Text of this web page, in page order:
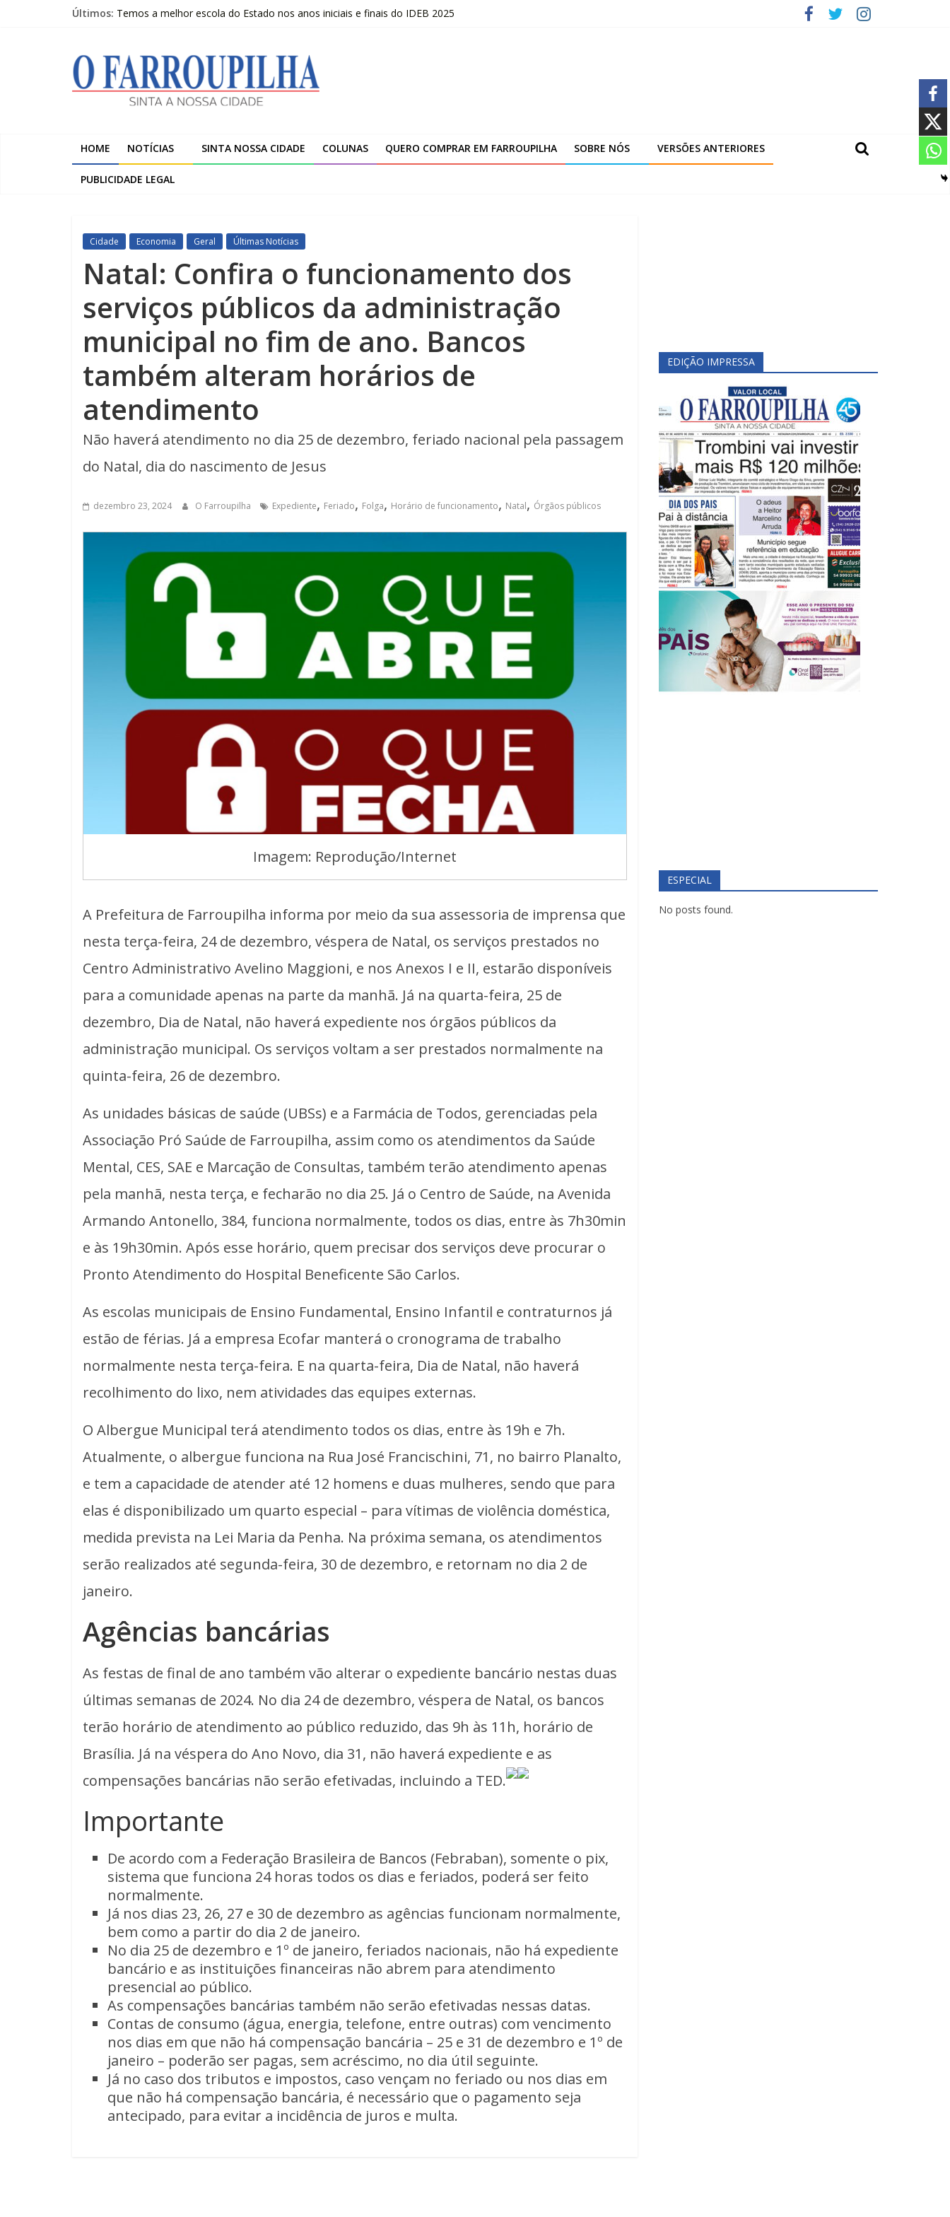
Últimos: Temos a melhor escola do Estado nos anos iniciais e finais do IDEB 2025
A despedida de Heitor Marcelino Arruda
Trombini investe R$ 120 milhões na ampliação da unidade de Farroupilha
O
Farroupilha
Nossa
Cidade
HOME NOTÍCIAS SINTA NOSSA CIDADE COLUNAS QUERO COMPRAR EM FARROUPILHA SOBRE NÓS VERSÕES ANTERIORES
PUBLICIDADE LEGAL
Cidade Economia Geral Últimas Notícias
Natal: Confira o funcionamento dos
serviços públicos da administração
municipal no fim de ano. Bancos
também alteram horários de
atendimento
Não haverá atendimento no dia 25 de dezembro, feriado nacional pela passagem
do Natal, dia do nascimento de Jesus
dezembro 23, 2024 O Farroupilha Expediente, Feriado, Folga, Horário de funcionamento, Natal, Órgãos públicos
Imagem: Reprodução/Internet
A Prefeitura de Farroupilha informa por meio da sua assessoria de imprensa que
nesta terça-feira, 24 de dezembro, véspera de Natal, os serviços prestados no
Centro Administrativo Avelino Maggioni, e nos Anexos I e II, estarão disponíveis
para a comunidade apenas na parte da manhã. Já na quarta-feira, 25 de
dezembro, Dia de Natal, não haverá expediente nos órgãos públicos da
administração municipal. Os serviços voltam a ser prestados normalmente na
quinta-feira, 26 de dezembro.
As unidades básicas de saúde (UBSs) e a Farmácia de Todos, gerenciadas pela
Associação Pró Saúde de Farroupilha, assim como os atendimentos da Saúde
Mental, CES, SAE e Marcação de Consultas, também terão atendimento apenas
pela manhã, nesta terça, e fecharão no dia 25. Já o Centro de Saúde, na Avenida
Armando Antonello, 384, funciona normalmente, todos os dias, entre às 7h30min
e às 19h30min. Após esse horário, quem precisar dos serviços deve procurar o
Pronto Atendimento do Hospital Beneficente São Carlos.
As escolas municipais de Ensino Fundamental, Ensino Infantil e contraturnos já
estão de férias. Já a empresa Ecofar manterá o cronograma de trabalho
normalmente nesta terça-feira. E na quarta-feira, Dia de Natal, não haverá
recolhimento do lixo, nem atividades das equipes externas.
O Albergue Municipal terá atendimento todos os dias, entre às 19h e 7h.
Atualmente, o albergue funciona na Rua José Francischini, 71, no bairro Planalto,
e tem a capacidade de atender até 12 homens e duas mulheres, sendo que para
elas é disponibilizado um quarto especial – para vítimas de violência doméstica,
medida prevista na Lei Maria da Penha. Na próxima semana, os atendimentos
serão realizados até segunda-feira, 30 de dezembro, e retornam no dia 2 de
janeiro.
Agências bancárias
As festas de final de ano também vão alterar o expediente bancário nestas duas
últimas semanas de 2024. No dia 24 de dezembro, véspera de Natal, os bancos
terão horário de atendimento ao público reduzido, das 9h às 11h, horário de
Brasília. Já na véspera do Ano Novo, dia 31, não haverá expediente e as
compensações bancárias não serão efetivadas, incluindo a TED.
Importante
De acordo com a Federação Brasileira de Bancos (Febraban), somente o pix,
sistema que funciona 24 horas todos os dias e feriados, poderá ser feito
normalmente.
Já nos dias 23, 26, 27 e 30 de dezembro as agências funcionam normalmente,
bem como a partir do dia 2 de janeiro.
No dia 25 de dezembro e 1º de janeiro, feriados nacionais, não há expediente
bancário e as instituições financeiras não abrem para atendimento
presencial ao público.
As compensações bancárias também não serão efetivadas nessas datas.
Contas de consumo (água, energia, telefone, entre outras) com vencimento
nos dias em que não há compensação bancária – 25 e 31 de dezembro e 1º de
janeiro – poderão ser pagas, sem acréscimo, no dia útil seguinte.
Já no caso dos tributos e impostos, caso vençam no feriado ou nos dias em
que não há compensação bancária, é necessário que o pagamento seja
antecipado, para evitar a incidência de juros e multa.
EDIÇÃO IMPRESSA
ESPECIAL
No posts found.